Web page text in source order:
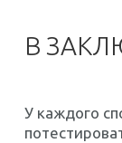
В
У каждого